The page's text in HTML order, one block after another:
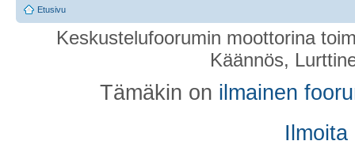
Etusivu
Keskustelufoorumin moottorina
Käännös,
Tämäkin on ilmainen